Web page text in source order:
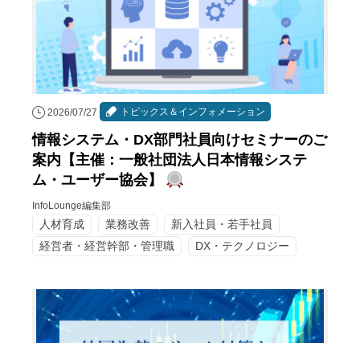
2026/07/27 トピックス＆インフォメーション
情報システム・DX部門社員向けセミナーのご
案内【主催：一般社団法人日本情報システ
ム・ユーザー協会】
InfoLounge編集部
人材育成 業務改善
新入社員・若手社員
経営者・経営幹部・管理職
DX・テクノロジー